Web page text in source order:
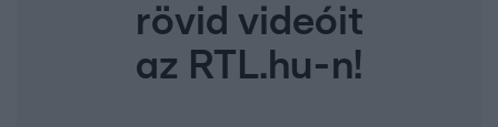
rövid videóit
az RTL.hu-n!